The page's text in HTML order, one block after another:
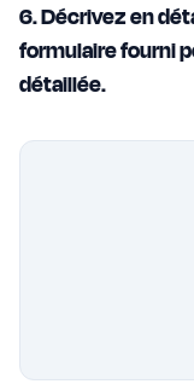
6. Décrivez en
formulaire fourni
détaillée.